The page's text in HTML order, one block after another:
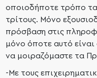
οποιοδήποτε τρόπο
τρίτους. Μόνο
πρόσβαση στις
μόνο όποτε αυτό
να μοιραζόμαστε τα
-Με τους